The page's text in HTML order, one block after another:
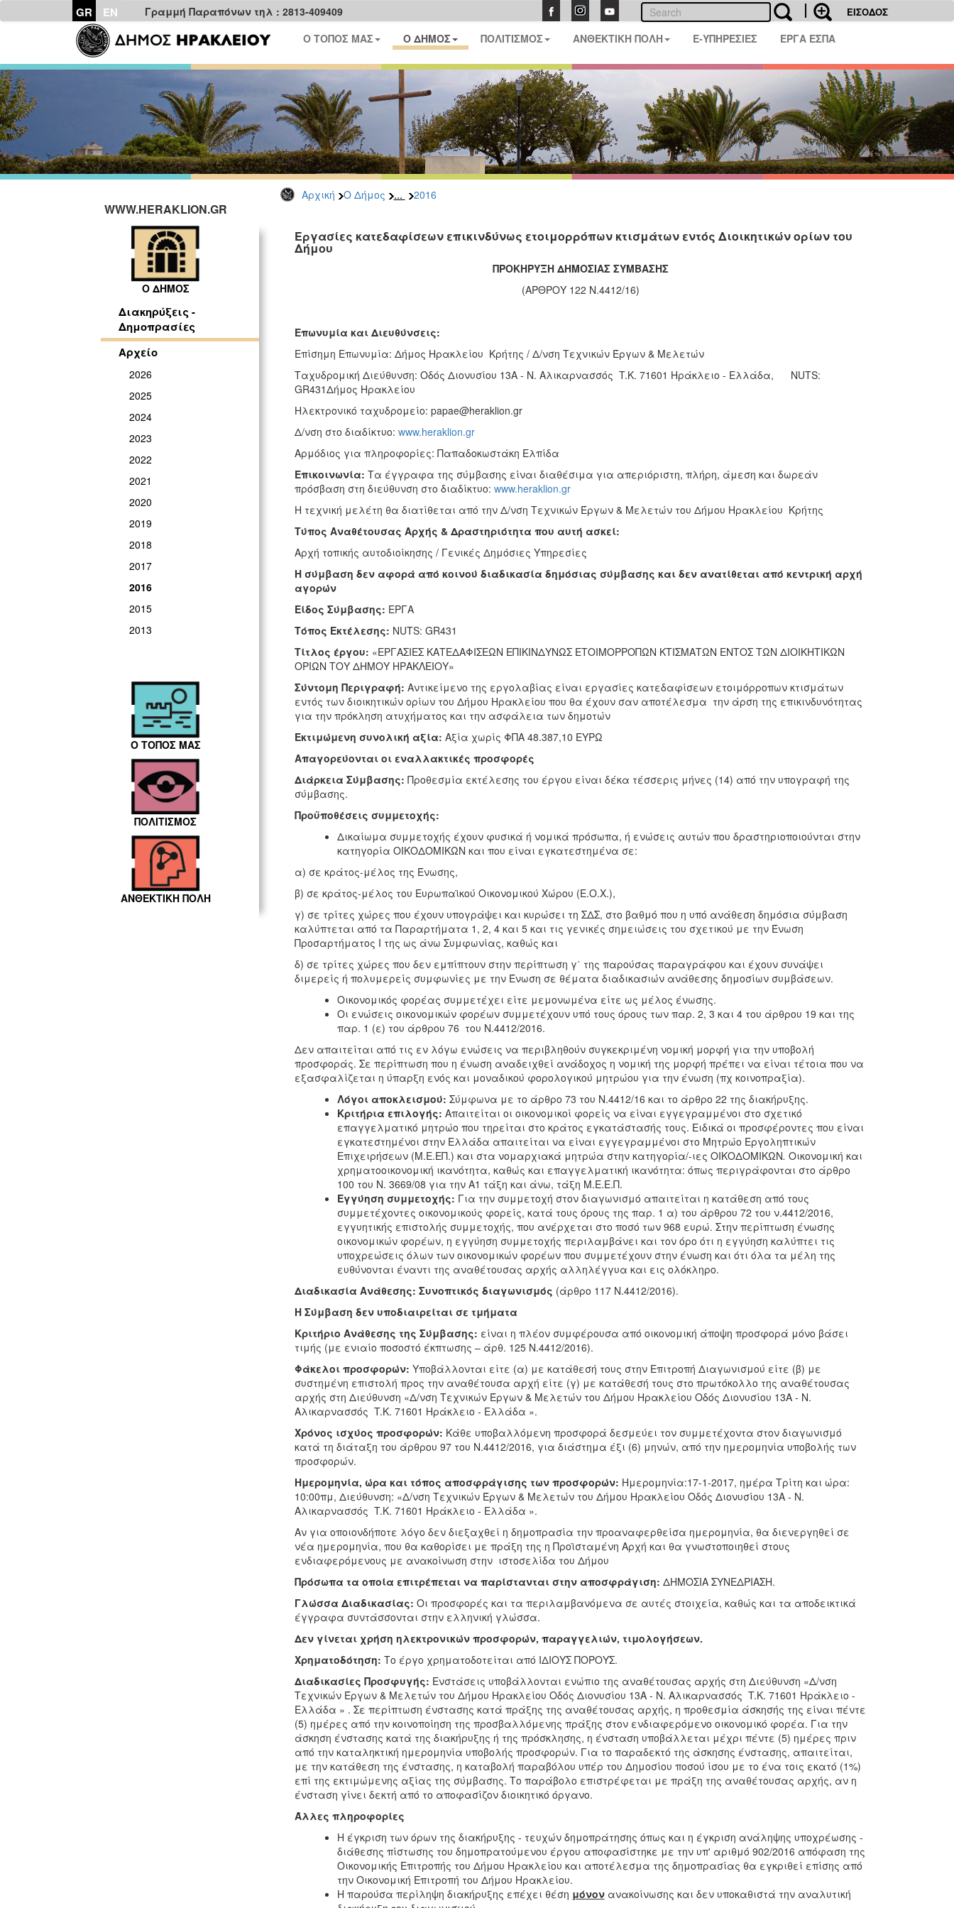
GR EN Γραμμή Παραπόνων τηλ : 2813-409409 ΕΙΣΟΔΟΣ
Ο ΤΟΠΟΣ ΜΑΣ Ο ΔΗΜΟΣ ΠΟΛΙΤΙΣΜΟΣ ΑΝΘΕΚΤΙΚΗ ΠΟΛΗ E-ΥΠΗΡΕΣΙΕΣ ΕΡΓΑ ΕΣΠΑ
Αρχική Ο Δήμος ... 2016
WWW.HERAKLION.GR
Ο ΔΗΜΟΣ
Διακηρύξεις -
Δημοπρασίες
Αρχείο
2026
2025
2024
2023
2022
2021
2020
2019
2018
2017
2016
2015
2013
Ο ΤΟΠΟΣ ΜΑΣ
ΠΟΛΙΤΙΣΜΟΣ
ΑΝΘΕΚΤΙΚΗ ΠΟΛΗ
Εργασίες κατεδαφίσεων επικινδύνως ετοιμορρόπων κτισμάτων εντός Διοικητικών ορίων του
Δήμου
ΠΡΟΚΗΡΥΞΗ ΔΗΜΟΣΙΑΣ ΣΥΜΒΑΣΗΣ
(ΑΡΘΡΟΥ 122 Ν.4412/16)
Επωνυμία και Διευθύνσεις:
Επίσημη Επωνυμία: Δήμος Ηρακλείου Κρήτης / Δ/νση Τεχνικών Έργων & Μελετών
Ταχυδρομική Διεύθυνση: Οδός Διονυσίου 13Α - Ν. Αλικαρνασσός T.K. 71601 Ηράκλειο - Ελλάδα, NUTS:
GR431Δήμος Ηρακλείου
Ηλεκτρονικό ταχυδρομείο: papae@heraklion.gr
Δ/νση στο διαδίκτυο: www.heraklion.gr
Αρμόδιος για πληροφορίες: Παπαδοκωστάκη Ελπίδα
Επικοινωνία: Τα έγγραφα της σύμβασης είναι διαθέσιμα για απεριόριστη, πλήρη, άμεση και δωρεάν
πρόσβαση στη διεύθυνση στο διαδίκτυο: www.heraklion.gr
Η τεχνική μελέτη θα διατίθεται από την Δ/νση Τεχνικών Έργων & Μελετών του Δήμου Ηρακλείου Κρήτης
Τύπος Αναθέτουσας Αρχής & Δραστηριότητα που αυτή ασκεί:
Αρχή τοπικής αυτοδιοίκησης / Γενικές Δημόσιες Υπηρεσίες
Η σύμβαση δεν αφορά από κοινού διαδικασία δημόσιας σύμβασης και δεν ανατίθεται από κεντρική αρχή
αγορών
Είδος Σύμβασης: ΕΡΓΑ
Τόπος Εκτέλεσης: NUTS: GR431
Τίτλος έργου: «ΕΡΓΑΣΙΕΣ ΚΑΤΕΔΑΦΙΣΕΩΝ ΕΠΙΚΙΝΔΥΝΩΣ ΕΤΟΙΜΟΡΡΟΠΩΝ ΚΤΙΣΜΑΤΩΝ ΕΝΤΟΣ ΤΩΝ ΔΙΟΙΚΗΤΙΚΩΝ
ΟΡΙΩΝ ΤΟΥ ΔΗΜΟΥ ΗΡΑΚΛΕΙΟΥ»
Σύντομη Περιγραφή: Αντικείμενο της εργολαβίας είναι εργασίες κατεδαφίσεων ετοιμόρροπων κτισμάτων
εντός των διοικητικών ορίων του Δήμου Ηρακλείου που θα έχουν σαν αποτέλεσμα την άρση της επικινδυνότητας
για την πρόκληση ατυχήματος και την ασφάλεια των δημοτών
Εκτιμώμενη συνολική αξία: Αξία χωρίς ΦΠΑ 48.387,10 ΕΥΡΩ
Απαγορεύονται οι εναλλακτικές προσφορές
Διάρκεια Σύμβασης: Προθεσμία εκτέλεσης του έργου είναι δέκα τέσσερις μήνες (14) από την υπογραφή της
σύμβασης.
Προϋποθέσεις συμμετοχής:
Δικαίωμα συμμετοχής έχουν φυσικά ή νομικά πρόσωπα, ή ενώσεις αυτών που δραστηριοποιούνται στην
κατηγορία ΟΙΚΟΔΟΜΙΚΩΝ και που είναι εγκατεστημένα σε:
α) σε κράτος-μέλος της Ένωσης,
β) σε κράτος-μέλος του Ευρωπαϊκού Οικονομικού Χώρου (Ε.Ο.Χ.),
γ) σε τρίτες χώρες που έχουν υπογράψει και κυρώσει τη ΣΔΣ, στο βαθμό που η υπό ανάθεση δημόσια σύμβαση
καλύπτεται από τα Παραρτήματα 1, 2, 4 και 5 και τις γενικές σημειώσεις του σχετικού με την Ένωση
Προσαρτήματος I της ως άνω Συμφωνίας, καθώς και
δ) σε τρίτες χώρες που δεν εμπίπτουν στην περίπτωση γ΄ της παρούσας παραγράφου και έχουν συνάψει
διμερείς ή πολυμερείς συμφωνίες με την Ένωση σε θέματα διαδικασιών ανάθεσης δημοσίων συμβάσεων.
Οικονομικός φορέας συμμετέχει είτε μεμονωμένα είτε ως μέλος ένωσης.
Οι ενώσεις οικονομικών φορέων συμμετέχουν υπό τους όρους των παρ. 2, 3 και 4 του άρθρου 19 και της
παρ. 1 (ε) του άρθρου 76 του Ν.4412/2016.
Δεν απαιτείται από τις εν λόγω ενώσεις να περιβληθούν συγκεκριμένη νομική μορφή για την υποβολή
προσφοράς. Σε περίπτωση που η ένωση αναδειχθεί ανάδοχος η νομική της μορφή πρέπει να είναι τέτοια που να
εξασφαλίζεται η ύπαρξη ενός και μοναδικού φορολογικού μητρώου για την ένωση (πχ κοινοπραξία).
Λόγοι αποκλεισμού: Σύμφωνα με το άρθρο 73 του Ν.4412/16 και το άρθρο 22 της διακήρυξης.
Κριτήρια επιλογής: Απαιτείται οι οικονομικοί φορείς να είναι εγγεγραμμένοι στο σχετικό
επαγγελματικό μητρώο που τηρείται στο κράτος εγκατάστασής τους. Ειδικά οι προσφέροντες που είναι
εγκατεστημένοι στην Ελλάδα απαιτείται να είναι εγγεγραμμένοι στο Μητρώο Εργοληπτικών
Επιχειρήσεων (Μ.Ε.ΕΠ.) και στα νομαρχιακά μητρώα στην κατηγορία/-ιες ΟΙΚΟΔΟΜΙΚΩΝ. Οικονομική και
χρηματοοικονομική ικανότητα, καθώς και επαγγελματική ικανότητα: όπως περιγράφονται στο άρθρο
100 του Ν. 3669/08 για την Α1 τάξη και άνω, τάξη Μ.Ε.Ε.Π.
Εγγύηση συμμετοχής: Για την συμμετοχή στον διαγωνισμό απαιτείται η κατάθεση από τους
συμμετέχοντες οικονομικούς φορείς, κατά τους όρους της παρ. 1 α) του άρθρου 72 του ν.4412/2016,
εγγυητικής επιστολής συμμετοχής, που ανέρχεται στο ποσό των 968 ευρώ. Στην περίπτωση ένωσης
οικονομικών φορέων, η εγγύηση συμμετοχής περιλαμβάνει και τον όρο ότι η εγγύηση καλύπτει τις
υποχρεώσεις όλων των οικονομικών φορέων που συμμετέχουν στην ένωση και ότι όλα τα μέλη της
ευθύνονται έναντι της αναθέτουσας αρχής αλληλέγγυα και εις ολόκληρο.
Διαδικασία Ανάθεσης: Συνοπτικός διαγωνισμός (άρθρο 117 Ν.4412/2016).
Η Σύμβαση δεν υποδιαιρείται σε τμήματα
Κριτήριο Ανάθεσης της Σύμβασης: είναι η πλέον συμφέρουσα από οικονομική άποψη προσφορά μόνο βάσει
τιμής (με ενιαίο ποσοστό έκπτωσης – άρθ. 125 Ν.4412/2016).
Φάκελοι προσφορών: Υποβάλλονται είτε (α) με κατάθεσή τους στην Επιτροπή Διαγωνισμού είτε (β) με
συστημένη επιστολή προς την αναθέτουσα αρχή είτε (γ) με κατάθεσή τους στο πρωτόκολλο της αναθέτουσας
αρχής στη Διεύθυνση «Δ/νση Τεχνικών Έργων & Μελετών του Δήμου Ηρακλείου Οδός Διονυσίου 13Α - Ν.
Αλικαρνασσός T.K. 71601 Ηράκλειο - Ελλάδα ».
Χρόνος ισχύος προσφορών: Κάθε υποβαλλόμενη προσφορά δεσμεύει τον συμμετέχοντα στον διαγωνισμό
κατά τη διάταξη του άρθρου 97 του Ν.4412/2016, για διάστημα έξι (6) μηνών, από την ημερομηνία υποβολής των
προσφορών.
Ημερομηνία, ώρα και τόπος αποσφράγισης των προσφορών: Ημερομηνία:17-1-2017, ημέρα Τρίτη και ώρα:
10:00πμ, Διεύθυνση: «Δ/νση Τεχνικών Έργων & Μελετών του Δήμου Ηρακλείου Οδός Διονυσίου 13Α - Ν.
Αλικαρνασσός T.K. 71601 Ηράκλειο - Ελλάδα ».
Αν για οποιονδήποτε λόγο δεν διεξαχθεί η δημοπρασία την προαναφερθείσα ημερομηνία, θα διενεργηθεί σε
νέα ημερομηνία, που θα καθορίσει με πράξη της η Προϊσταμένη Αρχή και θα γνωστοποιηθεί στους
ενδιαφερόμενους με ανακοίνωση στην ιστοσελίδα του Δήμου
Πρόσωπα τα οποία επιτρέπεται να παρίστανται στην αποσφράγιση: ΔΗΜΟΣΙΑ ΣΥΝΕΔΡΙΑΣΗ.
Γλώσσα Διαδικασίας: Οι προσφορές και τα περιλαμβανόμενα σε αυτές στοιχεία, καθώς και τα αποδεικτικά
έγγραφα συντάσσονται στην ελληνική γλώσσα.
Δεν γίνεται χρήση ηλεκτρονικών προσφορών, παραγγελιών, τιμολογήσεων.
Χρηματοδότηση: Το έργο χρηματοδοτείται από ΙΔΙΟΥΣ ΠΟΡΟΥΣ.
Διαδικασίες Προσφυγής: Ενστάσεις υποβάλλονται ενώπιο της αναθέτουσας αρχής στη Διεύθυνση «Δ/νση
Τεχνικών Έργων & Μελετών του Δήμου Ηρακλείου Οδός Διονυσίου 13Α - Ν. Αλικαρνασσός T.K. 71601 Ηράκλειο -
Ελλάδα » . Σε περίπτωση ένστασης κατά πράξης της αναθέτουσας αρχής, η προθεσμία άσκησής της είναι πέντε
(5) ημέρες από την κοινοποίηση της προσβαλλόμενης πράξης στον ενδιαφερόμενο οικονομικό φορέα. Για την
άσκηση ένστασης κατά της διακήρυξης ή της πρόσκλησης, η ένσταση υποβάλλεται μέχρι πέντε (5) ημέρες πριν
από την καταληκτική ημερομηνία υποβολής προσφορών. Για το παραδεκτό της άσκησης ένστασης, απαιτείται,
με την κατάθεση της ένστασης, η καταβολή παραβόλου υπέρ του Δημοσίου ποσού ίσου με το ένα τοις εκατό (1%)
επί της εκτιμώμενης αξίας της σύμβασης. Το παράβολο επιστρέφεται με πράξη της αναθέτουσας αρχής, αν η
ένσταση γίνει δεκτή από το αποφασίζον διοικητικό όργανο.
Άλλες πληροφορίες
Η έγκριση των όρων της διακήρυξης - τευχών δημοπράτησης όπως και η έγκριση ανάληψης υποχρέωσης -
διάθεσης πίστωσης του δημοπρατούμενου έργου αποφασίστηκε με την υπ' αριθμό 902/2016 απόφαση της
Οικονομικής Επιτροπής του Δήμου Ηρακλείου και αποτέλεσμα της δημοπρασίας θα εγκριθεί επίσης από
την Οικονομική Επιτροπή του Δήμου Ηρακλείου.
Η παρούσα περίληψη διακήρυξης επέχει θέση μόνονανακοίνωσης και δεν υποκαθιστά την αναλυτική